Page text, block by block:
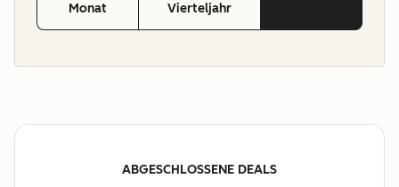
Monat
Vierteljahr
ABGESCHLOSSENE DEALS